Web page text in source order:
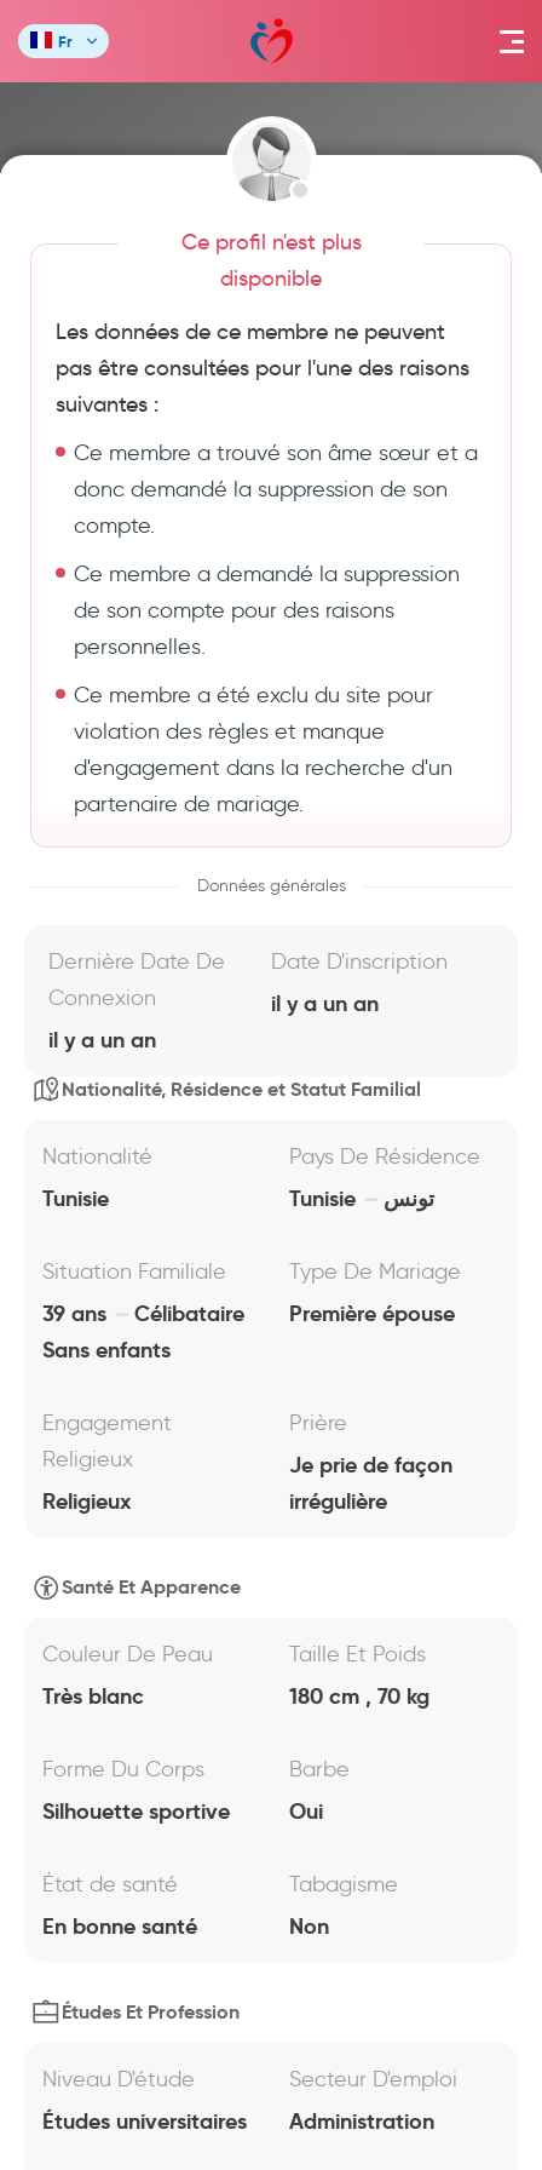
Fr
Ce profil n'est plus
disponible
Les données de ce membre ne peuvent
pas être consultées pour l'une des raisons
suivantes :
Ce membre a trouvé son âme sœur et a
donc demandé la suppression de son
compte.
Ce membre a demandé la suppression
de son compte pour des raisons
personnelles.
Ce membre a été exclu du site pour
violation des règles et manque
d'engagement dans la recherche d'un
partenaire de mariage.
Données générales
Dernière Date De
Connexion
il y a un an
Date D'inscription
il y a un an
Nationalité, Résidence et Statut Familial
Nationalité
Tunisie
Pays De Résidence
Tunisie تونس
Situation Familiale
39 ans
Célibataire
Sans enfants
Type De Mariage
Première épouse
Engagement
Religieux
Religieux
Prière
Je prie de façon
irrégulière
Santé Et Apparence
Couleur De Peau
Très blanc
Taille Et Poids
180 cm , 70 kg
Forme Du Corps
Silhouette sportive
Barbe
Oui
État de santé
En bonne santé
Tabagisme
Non
Études Et Profession
Niveau D'étude
Études universitaires
Secteur D'emploi
Administration